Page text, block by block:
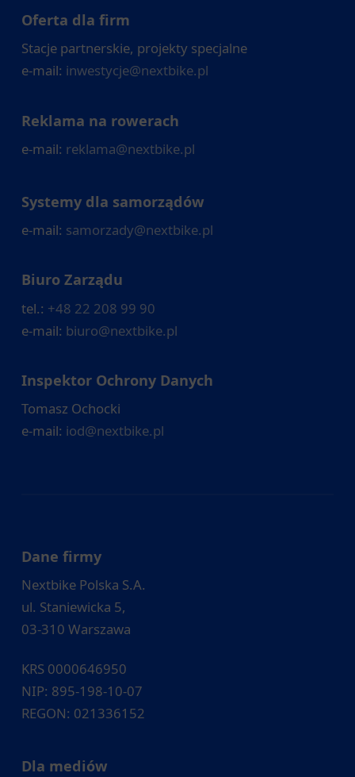
Oferta dla firm
Stacje partnerskie, projekty specjalne
e-mail: inwestycje@nextbike.pl
Reklama na rowerach
e-mail: reklama@nextbike.pl
Systemy dla samorządów
e-mail: samorzady@nextbike.pl
Biuro Zarządu
tel.: +48 22 208 99 90
e-mail: biuro@nextbike.pl
Inspektor Ochrony Danych
Tomasz Ochocki
e-mail: iod@nextbike.pl
Dane firmy
Nextbike Polska S.A.
ul. Staniewicka 5,
03-310 Warszawa
KRS 0000646950
NIP: 895-198-10-07
REGON: 021336152
Dla mediów